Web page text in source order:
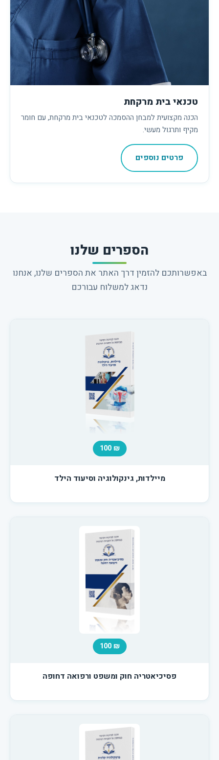
טכנאי בית מרקחת
הכנה מקצועית למבחן ההסמכה לטכנאי בית מרקחת, עם חומר
מקיף ותרגול מעשי.
פרטים נוספים
הספרים שלנו
באפשרותכם להזמין דרך האתר את הספרים שלנו, אנחנו
נדאג למשלוח עבורכם
₪ 100
מיילדות, גינקולוגיה וסיעוד הילד
₪ 100
פסיכיאטריה חוק ומשפט ורפואה דחופה